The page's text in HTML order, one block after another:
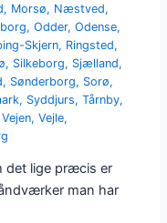
, Morsø, Næstved,
,Odder,Odense,
Skjern, Ringsted,
, Silkeborg, Sjælland,
, Sønderborg, Sorø,
, Syddjurs,Tårnby,
Vejen,Vejle,
det lige præcis er
man har